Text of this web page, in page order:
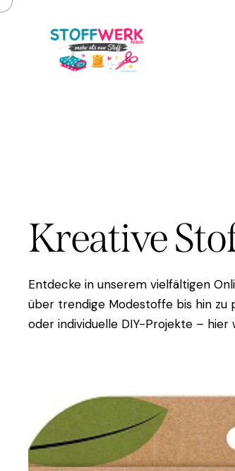
Kreative
Entdecke in unserem vielfältigen
über trendige Modestoffe bis hin zu
oder individuelle DIY-Projekte –